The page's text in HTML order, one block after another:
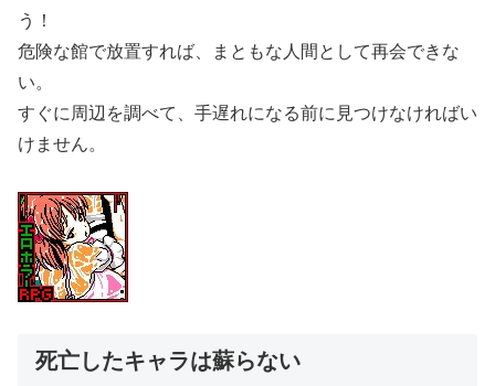
う！
危険な館で放置すれば、まともな人間として再会できな
い。
すぐに周辺を調べて、手遅れになる前に見つけなければい
けません。
死亡したキャラは蘇らない